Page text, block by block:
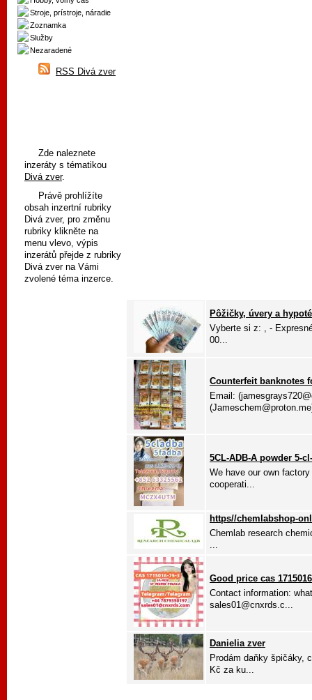
Stroje, prístroje, náradie
Zoznamka
Služby
Nezaradené
RSS Divá zver
Zde naleznete
inzeráty s tématikou
Divá zver.
Právě prohlížíte
obsah inzertní rubriky
Divá zver, pro změnu
rubriky klikněte na
menu vlevo, výpis
inzerátů přejde z rubriky
Divá zver na Vámi
zvolené téma inzerce.
Pôžičky, úvery a
Vyberte si z: , -
00...
Counterfeit banknotes
Email:
5CL-ADB-A powder 5-
We have our own
cooperati...
https//chemlabshop-
Chemlab research
...
Good price cas
Contact information:
sales01@cnxrds.c...
Danielia zver
Prodám daňky špičáky,
Kč za ku...